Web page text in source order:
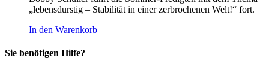
„lebensdurstig – Stabilität in einer zerbrochenen Welt!“ fort.
In den Warenkorb
Sie benötigen Hilfe?